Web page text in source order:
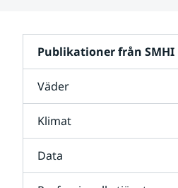
Publikationer från SMHI
Väder
Klimat
Data